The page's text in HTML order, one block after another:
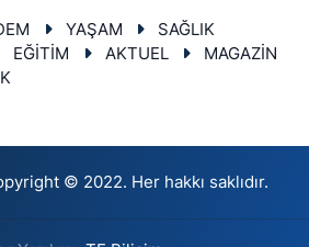
YAŞAM
SAĞLIK
EĞİTİM AKTUEL
MAGAZİN
© 2022. Her hakkı saklıdır.